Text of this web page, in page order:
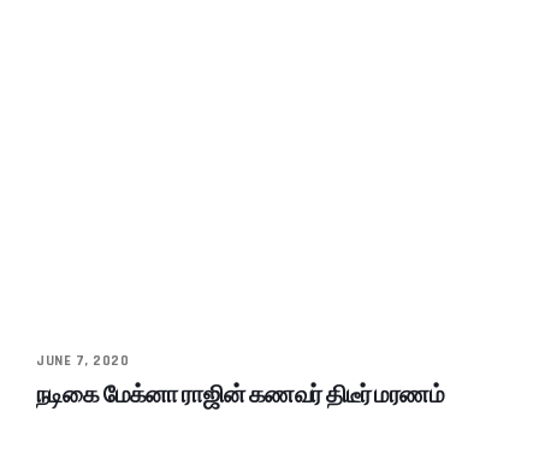
JUNE 7, 2020
நடிகை மேக்னா ராஜின் கணவர் திடீர் மரணம்